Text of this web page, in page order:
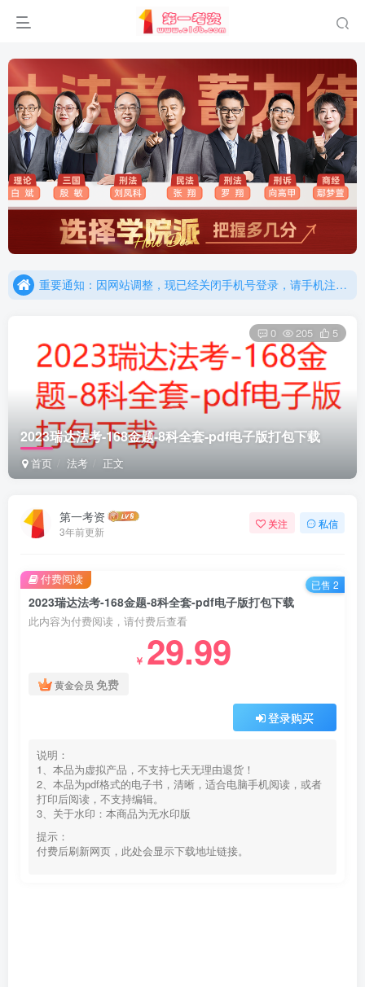
重要通知：因网站调整，现已经关闭手机号登录，请手机注册用户及时添加客服微信（微信号：dykz180），客服会协助将登陆方式更改为邮箱登录！
更新提示：已经更新部分机构主观题法考资料，推荐厚大的考点清单，高清版，特别适合学习！
2023瑞达法考-168金题-8科全套-pdf电子版打包下载
首页 法考 正文
0 205 5
第一考资
3年前更新
关注 私信
2023瑞达法考-168金题-8科全套-pdf电子版打包下载
此内容为付费阅读，请付费后查看
￥ 29.99
黄金会员 免费
登录购买
说明：
1、本品为虚拟产品，不支持七天无理由退货！
2、本品为pdf格式的电子书，清晰，适合电脑手机阅读，或者
打印后阅读，不支持编辑。
3、关于水印：本商品为无水印版
提示：
付费后刷新网页，此处会显示下载地址链接。
付费阅读 已售 2